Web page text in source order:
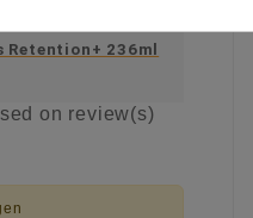
236ml
on review(s)